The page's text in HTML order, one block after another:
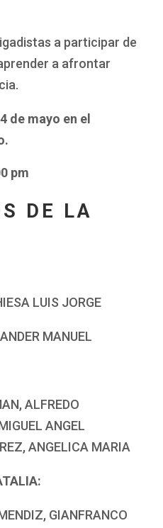
a participar de
a afrontar
de mayo en el
pm
DE LA
LUIS JORGE
MANUEL
ALFREDO
ANGEL
ANGELICA MARIA
GIANFRANCO